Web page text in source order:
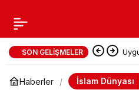
SON GELIŞMELER
Haberler İslam Dünyası